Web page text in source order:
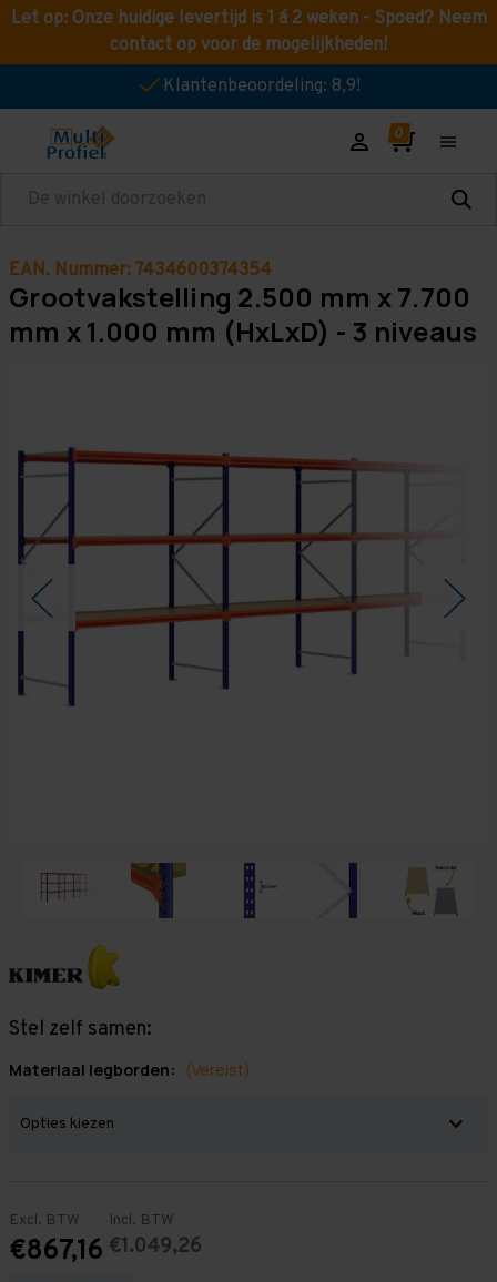
Let op: Onze huidige levertijd is 1 á 2 weken - Spoed? Neem
contact op voor de mogelijkheden!
Klantenbeoordeling: 8,9!
Zoeken
EAN. Nummer: 7434600374354
Grootvakstelling 2.500 mm x 7.700
mm x 1.000 mm (HxLxD) - 3 niveaus
Stel zelf samen:
Materiaal legborden: (Vereist)
Excl. BTW
€867,16
Incl. BTW
€1.049,26